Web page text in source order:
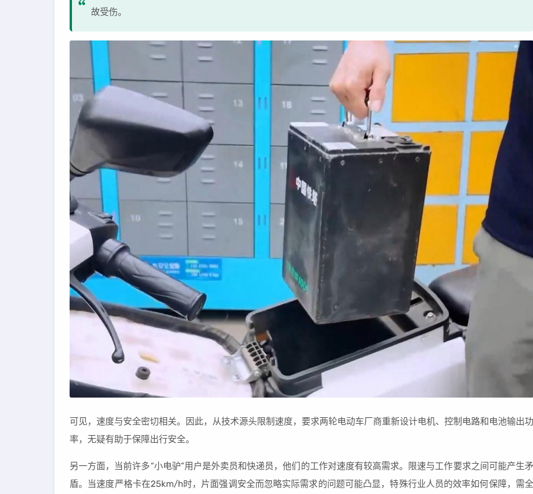
故受伤。
可见，速度与安全密切相关。因此，从技术源头限制速度，要求两轮电动车厂商重新设计电机、控制电路和电池输出功
率，无疑有助于保障出行安全。
另一方面，当前许多“小电驴”用户是外卖员和快递员，他们的工作对速度有较高需求。限速与工作要求之间可能产生矛
盾。当速度严格卡在25km/h时，片面强调安全而忽略实际需求的问题可能凸显，特殊行业人员的效率如何保障，需全